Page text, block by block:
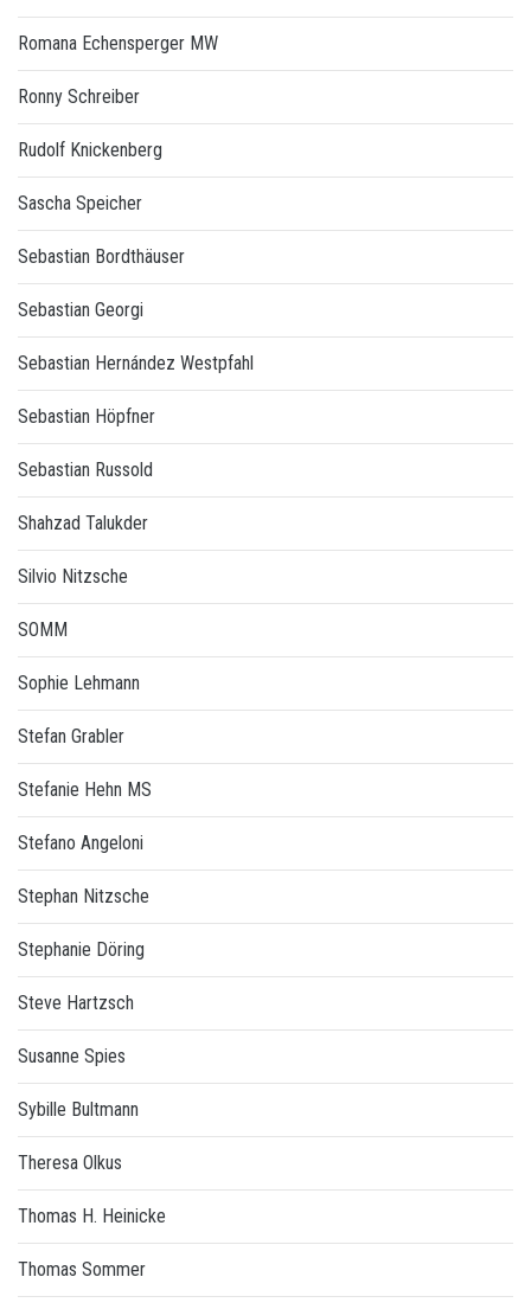
Romana Echensperger MW
Ronny Schreiber
Rudolf Knickenberg
Sascha Speicher
Sebastian Bordthäuser
Sebastian Georgi
Sebastian Hernández Westpfahl
Sebastian Höpfner
Sebastian Russold
Shahzad Talukder
Silvio Nitzsche
SOMM
Sophie Lehmann
Stefan Grabler
Stefanie Hehn MS
Stefano Angeloni
Stephan Nitzsche
Stephanie Döring
Steve Hartzsch
Susanne Spies
Sybille Bultmann
Theresa Olkus
Thomas H. Heinicke
Thomas Sommer